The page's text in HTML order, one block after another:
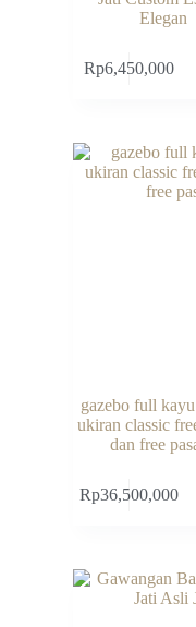
Elegan
Rp6,450,000
gazebo full
ukiran classic
dan free
Rp36,500,000